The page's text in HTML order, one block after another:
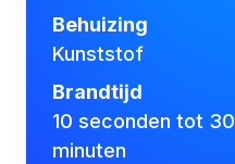
Behuizing
Kunststof
Brandtijd
10 seconden tot 30
minuten